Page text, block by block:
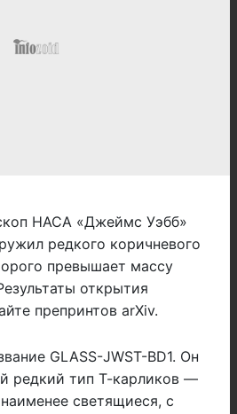
НАСА «Джеймс Уэбб»
редкого коричневого
превышает массу
открытия
препринтов arXiv.
GLASS-JWST-BD1. Он
редкий тип Т-карликов —
светящиеся, с